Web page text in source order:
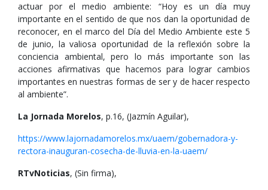
actuar por el medio ambiente: “Hoy es un día muy
importante en el sentido de que nos dan la oportunidad de
reconocer, en el marco del Día del Medio Ambiente este 5
de junio, la valiosa oportunidad de la reflexión sobre la
conciencia ambiental, pero lo más importante son las
acciones afirmativas que hacemos para lograr cambios
importantes en nuestras formas de ser y de hacer respecto
al ambiente”.
La Jornada Morelos, p.16, (Jazmín Aguilar),
https://www.lajornadamorelos.mx/uaem/gobernadora-y-
rectora-inauguran-cosecha-de-lluvia-en-la-uaem/
RTvNoticias, (Sin firma),